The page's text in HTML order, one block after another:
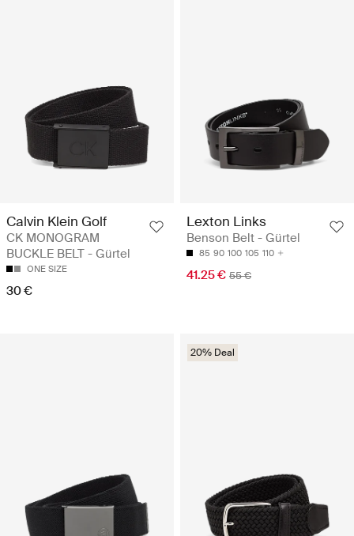
Calvin Klein Golf
CK MONOGRAM
BUCKLE BELT - Gürtel
ONE SIZE
30 €
Lexton Links
Benson Belt - Gürtel
85 90 100 105 110
41.25 € 55 €
20% Deal